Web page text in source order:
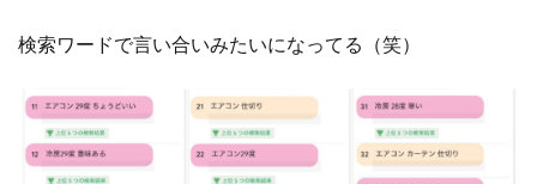
検索ワードで言い合いみたいになってる（笑）